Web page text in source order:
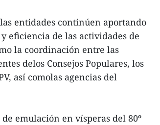
entidades continúen aportando
eficiencia de las actividades de
la coordinación entre las
delos Consejos Populares, los
así comolas agencias del
emulación en vísperas del 80º